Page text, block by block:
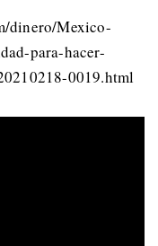
dinero/Mexico-
para-hacer-
0019.html